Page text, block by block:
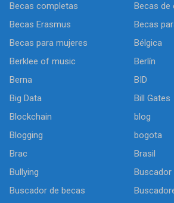
Becas completas
Becas de
Becas Erasmus
Becas
Becas para mujeres
Bélgica
Berklee of music
Berlín
Berna
BID
Big Data
Bill Gates
Blockchain
blog
Blogging
bogota
Brac
Brasil
Bullying
Buscador
Buscador de becas